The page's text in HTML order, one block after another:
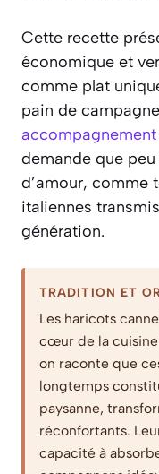
Cette recette
économique et
comme plat
pain de
demande que
d’amour, comme
italiennes
génération.
TRADITION ET
Les haricots
cœur de la
on raconte que
longtemps
paysanne,
réconfortants.
capacité à